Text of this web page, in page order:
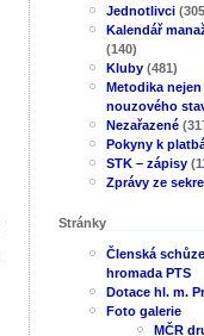
Jednotlivci
Kalendář
(140)
Kluby (481)
Metodika
nouzového
Nezařazené
Pokyny k
STK – zápisy
Zprávy ze
Stránky
Členská
hromada PTS
Dotace hl. m.
Foto galerie
MČR